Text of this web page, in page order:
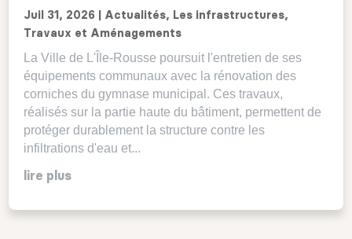
Juil 31, 2026 Actualités, Les infrastructures,
Travaux et Aménagements
La Ville de L'Île-Rousse poursuit l'entretien de ses
équipements communaux avec la rénovation des
corniches du gymnase municipal. Ces travaux,
réalisés sur la partie haute du bâtiment, permettent de
protéger durablement la structure contre les
infiltrations d'eau et...
lire plus